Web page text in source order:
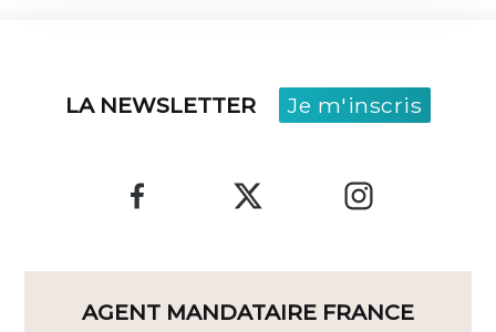
LA NEWSLETTER Je m'inscris
AGENT MANDATAIRE FRANCE